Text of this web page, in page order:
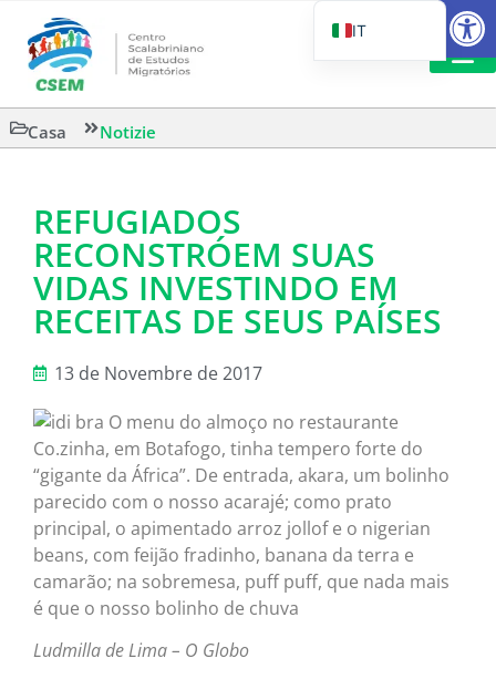
Casa Notizie
REFUGIADOS
RECONSTRÓEM SUAS
VIDAS INVESTINDO EM
RECEITAS DE SEUS PAÍSES
13 de Novembre de 2017
O menu do almoço no restaurante
Co.zinha, em Botafogo, tinha tempero forte do
“gigante da África”. De entrada, akara, um bolinho
parecido com o nosso acarajé; como prato
principal, o apimentado arroz jollof e o nigerian
beans, com feijão fradinho, banana da terra e
camarão; na sobremesa, puff puff, que nada mais
é que o nosso bolinho de chuva
Ludmilla de Lima – O Globo
IT
EN